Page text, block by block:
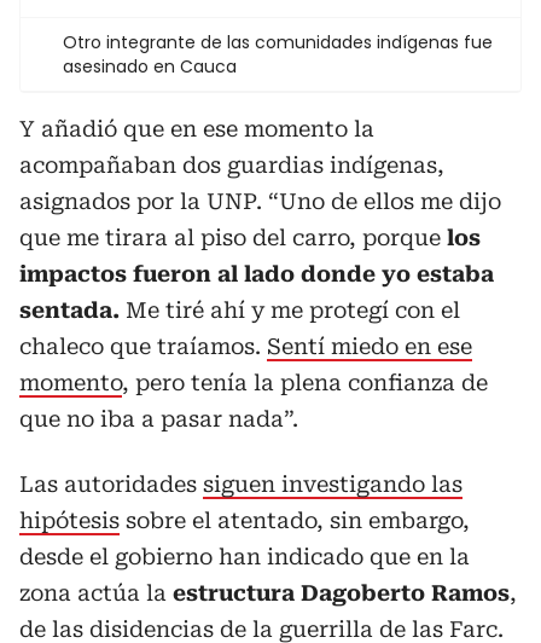
Otro integrante de las comunidades indígenas fue
asesinado en Cauca
Y añadió que en ese momento la
acompañaban dos guardias indígenas,
asignados por la UNP. “Uno de ellos me dijo
que me tirara al piso del carro, porque los
impactos fueron al lado donde yo estaba
sentada. Me tiré ahí y me protegí con el
chaleco que traíamos. Sentí miedo en ese
momento, pero tenía la plena confianza de
que no iba a pasar nada”.
Las autoridades siguen investigando las
hipótesis sobre el atentado, sin embargo,
desde el gobierno han indicado que en la
zona actúa la estructura Dagoberto Ramos,
de las disidencias de la guerrilla de las Farc.